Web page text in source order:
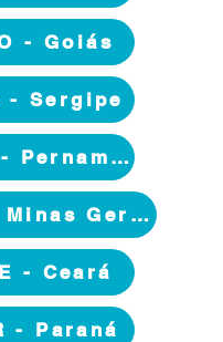
- Goiás
- Sergipe
Pernambuco
Minas Gerais
- Ceará
- Paraná